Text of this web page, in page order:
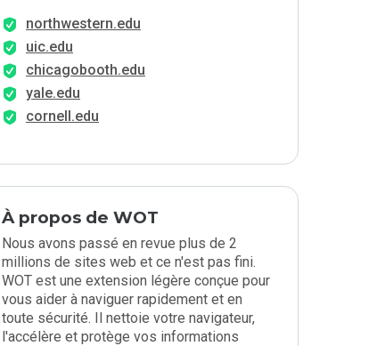
northwestern.edu
uic.edu
chicagobooth.edu
yale.edu
cornell.edu
À propos de WOT
Nous avons passé en revue plus de 2
millions de sites web et ce n'est pas fini.
WOT est une extension légère conçue pour
vous aider à naviguer rapidement et en
toute sécurité. Il nettoie votre navigateur,
l'accélère et protège vos informations